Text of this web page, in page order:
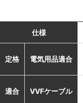
仕様
定格 電気用品適合
適合 VVFケーブル